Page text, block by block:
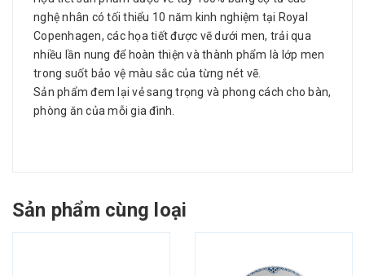
nghệ nhân có tối thiểu 10 năm kinh nghiệm tại Royal
Copenhagen, các họa tiết được vẽ dưới men, trải qua
nhiều lần nung để hoàn thiện và thành phẩm là lớp men
trong suốt bảo vệ màu sắc của từng nét vẽ.
Sản phẩm đem lại vẻ sang trọng và phong cách cho bàn,
phòng ăn của mỗi gia đình.
Sản phẩm cùng loại